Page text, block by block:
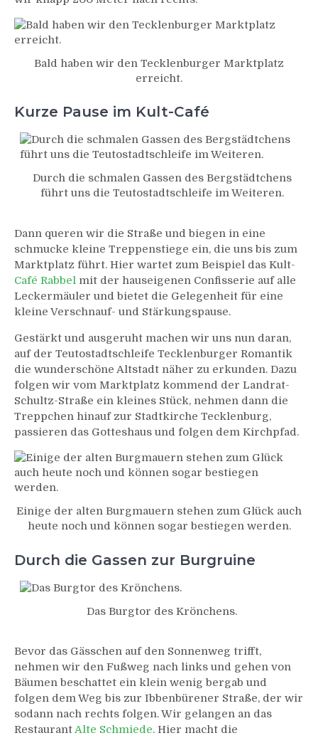
Bald haben wir den Tecklenburger Marktplatz
erreicht.
Kurze Pause im Kult-Café
Durch die schmalen Gassen des Bergstädtchens
führt uns die Teutostadtschleife im Weiteren.
Dann queren wir die Straße und biegen in eine
schmucke kleine Treppenstiege ein, die uns bis zum
Marktplatz führt. Hier wartet zum Beispiel das Kult-
Café Rabbel mit der hauseigenen Confisserie auf alle
Leckermäuler und bietet die Gelegenheit für eine
kleine Verschnauf- und Stärkungspause.
Gestärkt und ausgeruht machen wir uns nun daran,
auf der Teutostadtschleife Tecklenburger Romantik
die wunderschöne Altstadt näher zu erkunden. Dazu
folgen wir vom Marktplatz kommend der Landrat-
Schultz-Straße ein kleines Stück, nehmen dann die
Treppchen hinauf zur Stadtkirche Tecklenburg,
passieren das Gotteshaus und folgen dem Kirchpfad.
Einige der alten Burgmauern stehen zum Glück auch
heute noch und können sogar bestiegen werden.
Durch die Gassen zur Burgruine
Das Burgtor des Krönchens.
Bevor das Gässchen auf den Sonnenweg trifft,
nehmen wir den Fußweg nach links und gehen von
Bäumen beschattet ein klein wenig bergab und
folgen dem Weg bis zur Ibbenbürener Straße, der wir
sodann nach rechts folgen. Wir gelangen an das
RestaurantAlte Schmiede. Hier macht die